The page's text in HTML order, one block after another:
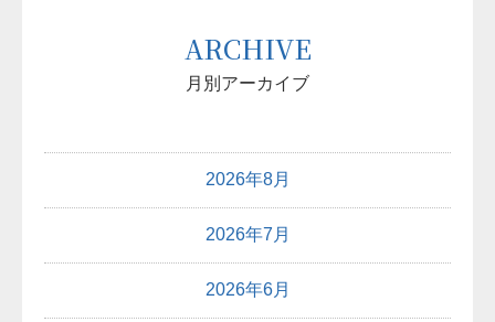
ARCHIVE
月別アーカイブ
2026年8月
2026年7月
2026年6月